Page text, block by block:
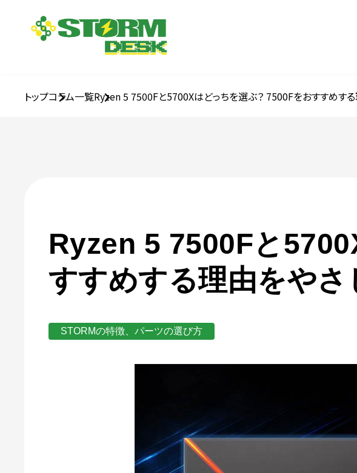
トップコラム一覧Ryzen 5 7500Fと5700Xはどっちを選ぶ？ 7500Fをおすすめす
Ryzen 5 7500Fと
すすめする理由をやさ
STORMの特徴、パーツの選び方